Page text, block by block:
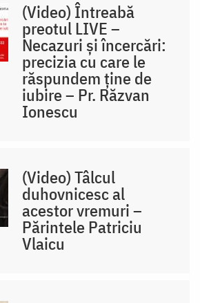
(Video) Întreabă
preotul LIVE –
Necazuri și încercări:
precizia cu care le
răspundem ține de
iubire – Pr. Răzvan
Ionescu
(Video) Tâlcul
duhovnicesc al
acestor vremuri –
Părintele Patriciu
Vlaicu